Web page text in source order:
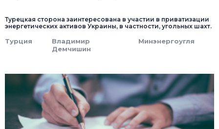
Турецкая сторона заинтересована в участии в приватизации
энергетических активов Украины, в частности, угольных шахт.
Турция
Владимир
Демчишин
Минэнергоугля